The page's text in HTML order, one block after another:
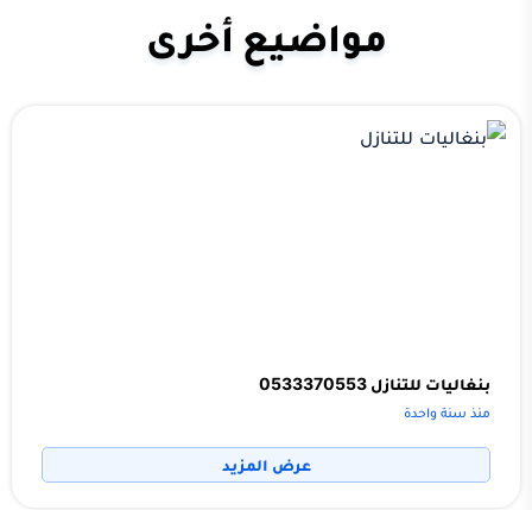
مواضيع أخرى
بنغاليات للتنازل 0533370553
منذ سنة واحدة
عرض المزيد